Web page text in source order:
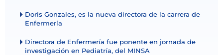
Doris Gonzales, es la nueva directora de la carrera de
Enfermería
Directora de Enfermería fue ponente en jornada de
investigación en Pediatría, del MINSA